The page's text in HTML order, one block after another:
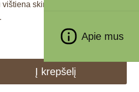
Apie mus
skirtas kastruotoms
Į krepšelį